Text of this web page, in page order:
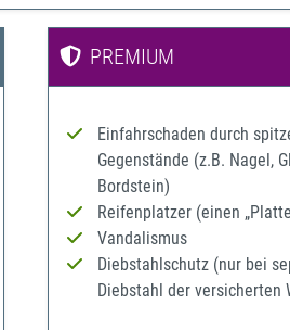
PREMIUM
Einfahrschaden durch
Gegenstände (z.B. Nagel,
Bordstein)
Reifenplatzer (einen
Vandalismus
Diebstahlschutz (nur bei
Diebstahl der versicherten